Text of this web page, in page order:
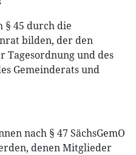
§ 45 durch die
bilden, der den
Tagesordnung und des
Gemeinderats und
nach § 47 SächsGemO
denen Mitglieder